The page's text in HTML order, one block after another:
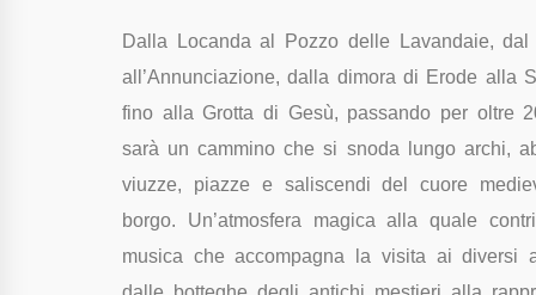
Dalla Locanda al Pozzo delle Lavandaie, dal
all’Annunciazione, dalla dimora di Erode alla
fino alla Grotta di Gesù, passando per oltre
sarà un cammino che si snoda lungo archi,
viuzze, piazze e saliscendi del cuore
borgo. Un’atmosfera magica alla quale
musica che accompagna la visita ai diversi